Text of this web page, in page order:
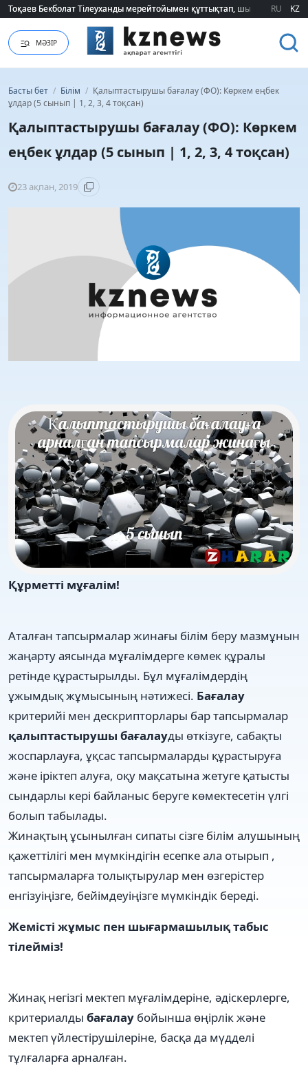
Тоқаев Бекболат Тілеуханды мерейтойымен құттықтап, шығармашылық
Тоқаев Бекболат Тілеуханды мерейтойымен құттықтап, шығармашылық
RU KZ
МӘЗІР
Басты бет / Білім / Қалыптастырушы бағалау (ФО): Көркем еңбек
ұлдар (5 сынып | 1, 2, 3, 4 тоқсан)
Қалыптастырушы бағалау (ФО): Көркем
еңбек ұлдар (5 сынып | 1, 2, 3, 4 тоқсан)
23 ақпан, 2019
Құрметті мұғалім!
Аталған тапсырмалар жинағы білім беру мазмұнын
жаңарту аясында мұғалімдерге көмек құралы
ретінде құрастырылды. Бұл мұғалімдердің
ұжымдық жұмысының нәтижесі. Бағалау
критерийі мен дескрипторлары бар тапсырмалар
қалыптастырушы бағалауды өткізуге, сабақты
жоспарлауға, ұқсас тапсырмаларды құрастыруға
және іріктеп алуға, оқу мақсатына жетуге қатысты
сындарлы кері байланыс беруге көмектесетін үлгі
болып табылады.
Жинақтың ұсынылған сипаты сізге білім алушының
қажеттілігі мен мүмкіндігін есепке ала отырып ,
тапсырмаларға толықтырулар мен өзгерістер
енгізуіңізге, бейімдеуіңізге мүмкіндік береді.
Жемісті жұмыс пен шығармашылық табыс
тілейміз!
Жинақ негізгі мектеп мұғалімдеріне, әдіскерлерге,
критериалды бағалау бойынша өңірлік және
мектеп үйлестірушілеріне, басқа да мүдделі
тұлғаларға арналған.